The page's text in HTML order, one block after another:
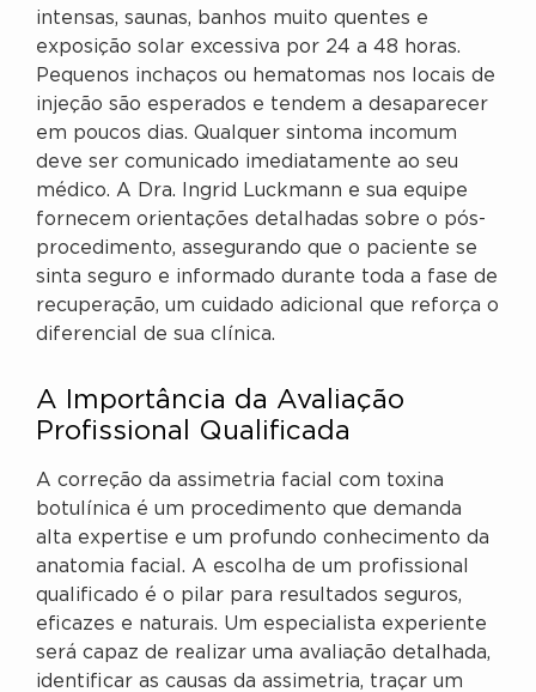
intensas, saunas, banhos muito quentes e
exposição solar excessiva por 24 a 48 horas.
Pequenos inchaços ou hematomas nos locais de
injeção são esperados e tendem a desaparecer
em poucos dias. Qualquer sintoma incomum
deve ser comunicado imediatamente ao seu
médico. A Dra. Ingrid Luckmann e sua equipe
fornecem orientações detalhadas sobre o pós-
procedimento, assegurando que o paciente se
sinta seguro e informado durante toda a fase de
recuperação, um cuidado adicional que reforça o
diferencial de sua clínica.
A Importância da Avaliação
Profissional Qualificada
A correção da assimetria facial com toxina
botulínica é um procedimento que demanda
alta expertise e um profundo conhecimento da
anatomia facial. A escolha de um profissional
qualificado é o pilar para resultados seguros,
eficazes e naturais. Um especialista experiente
será capaz de realizar uma avaliação detalhada,
identificar as causas da assimetria, traçar um